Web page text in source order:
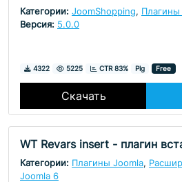
Категории: JoomShopping, Плагины
Версия: 5.0.0
Скачивания
4322 Просмотры
5225 CTR 83% Plg Free
Скачать
WT Revars insert - плагин
Категории: Плагины Joomla,
Joomla 6